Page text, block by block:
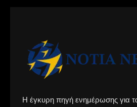
Η έγκυρη πηγή ενημέρωσης για